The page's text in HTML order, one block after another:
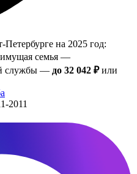
на 2025 год:
семья —
службы — до 32 042 ₽или
2011